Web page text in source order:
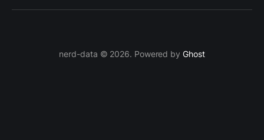
nerd-data © 2026. Powered by Ghost